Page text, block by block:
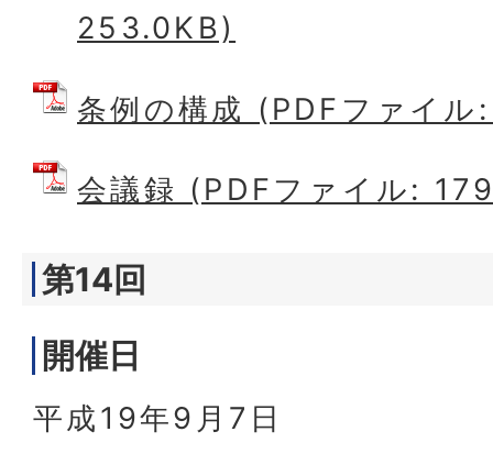
253.0KB)
条例の構成 (PDFファイ
会議録 (PDFファイル:
第14回
開催日
平成19年9月7日